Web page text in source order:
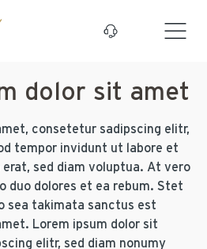
dolor sit amet
consetetur sadipscing elitr,
tempor invidunt ut labore et
erat, sed diam voluptua. At vero
duo dolores et ea rebum. Stet
sea takimata sanctus est
Lorem ipsum dolor sit
elitr, sed diam nonumy